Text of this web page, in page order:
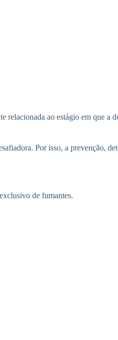
relacionada ao estágio em que
Por isso, a prevenção,
de fumantes.